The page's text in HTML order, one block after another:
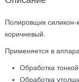
Полировщик силикон-
коричневый.
Применяется в
Обработка
Обработка